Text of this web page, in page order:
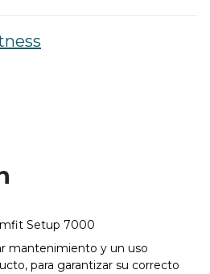
Setup 7000
mantenimiento y un uso
para garantizar su correcto